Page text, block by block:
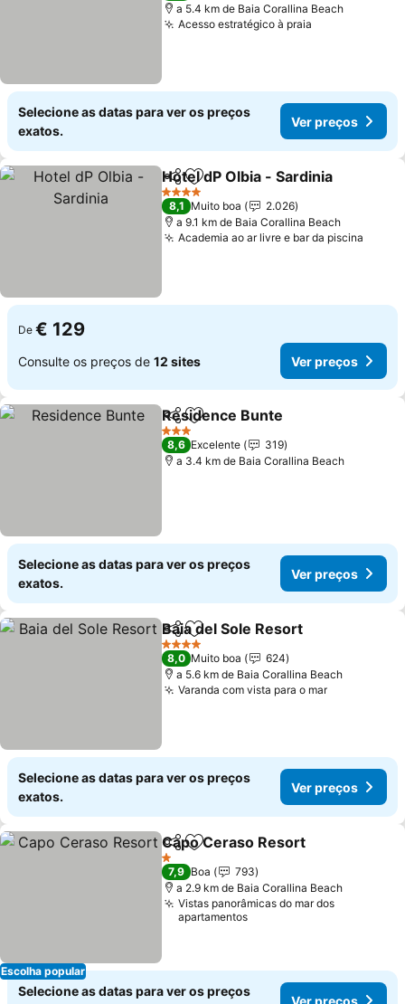
a 5.4 km de Baia Corallina Beach
Acesso estratégico à praia
Selecione as datas para ver os preços
exatos.
Ver preços
PartilharAdicionar aos favoritos
Hotel dP Olbia - Sardinia
4 Estrelas
8,1 Muito boa
2.026
a 9.1 km de Baia Corallina Beach
Academia ao ar livre e bar da piscina
De € 129
Consulte os preços de 12 sites Ver preços
PartilharAdicionar aos favoritos
Residence Bunte
3 Estrelas
8,6 Excelente
319
a 3.4 km de Baia Corallina Beach
Selecione as datas para ver os preços
exatos.
Ver preços
PartilharAdicionar aos favoritos
Baia del Sole Resort
4 Estrelas
8,0 Muito boa
624
a 5.6 km de Baia Corallina Beach
Varanda com vista para o marVer preços
Selecione as datas para ver os preços
exatos.
Ver preços
Escolha popular
PartilharAdicionar aos favoritos
Capo Ceraso Resort
1 Estrelas
7,9 Boa
793
a 2.9 km de Baia Corallina Beach
Vistas panorâmicas do mar dos
apartamentos
Selecione as datas para ver os preços
Ver preços